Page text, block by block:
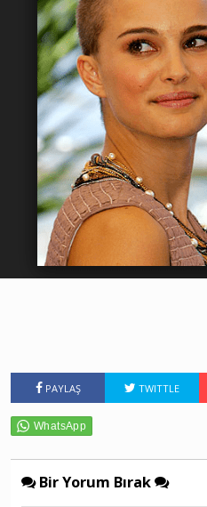
PAYLAŞ TWITTLE
Bir Yorum Bırak